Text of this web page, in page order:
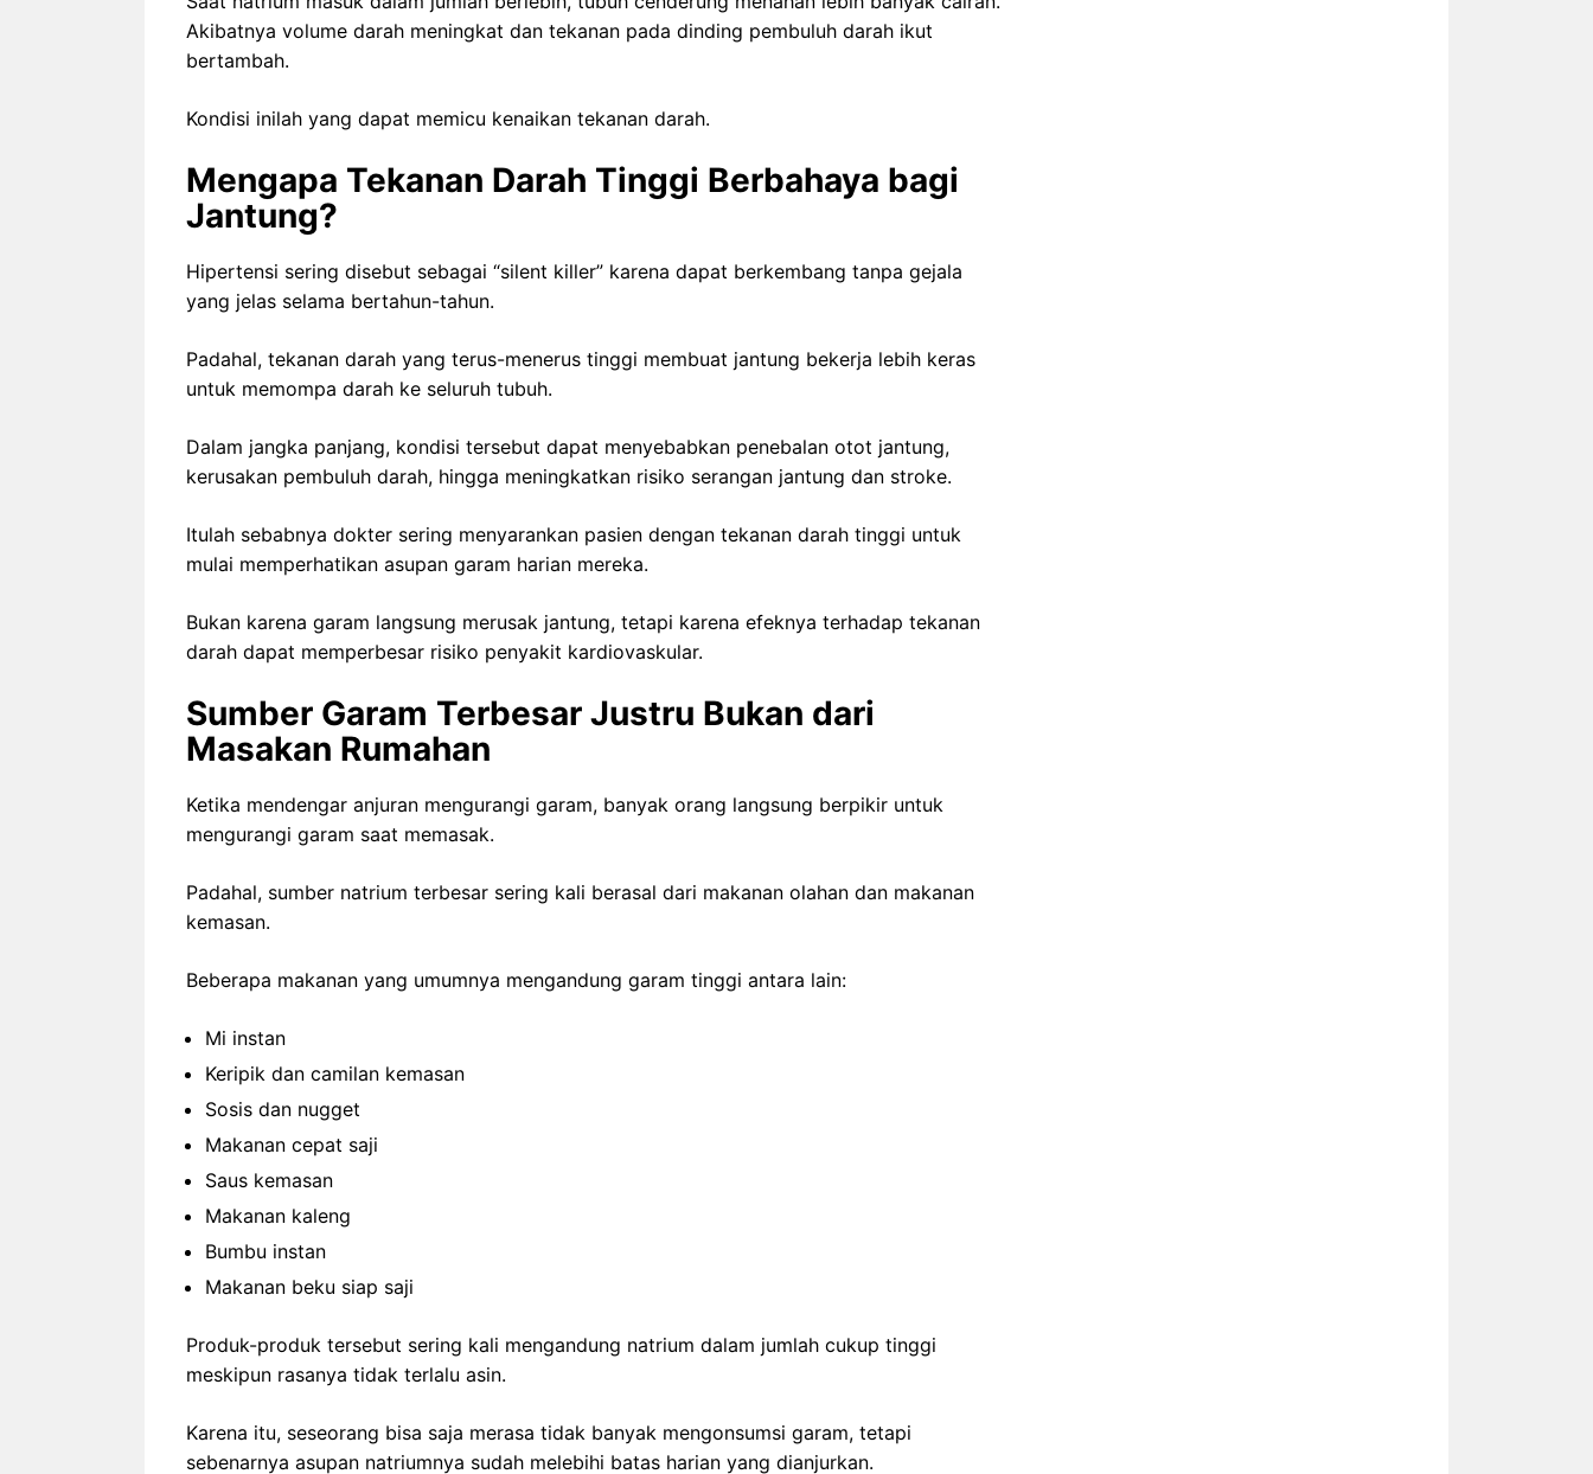
Akibatnya volume darah meningkat dan tekanan pada dinding pembuluh darah ikut
bertambah.
Kondisi inilah yang dapat memicu kenaikan tekanan darah.
Mengapa Tekanan Darah Tinggi Berbahaya bagi
Jantung?
Hipertensi sering disebut sebagai “silent killer” karena dapat berkembang tanpa gejala
yang jelas selama bertahun-tahun.
Padahal, tekanan darah yang terus-menerus tinggi membuat jantung bekerja lebih keras
untuk memompa darah ke seluruh tubuh.
Dalam jangka panjang, kondisi tersebut dapat menyebabkan penebalan otot jantung,
kerusakan pembuluh darah, hingga meningkatkan risiko serangan jantung dan stroke.
Itulah sebabnya dokter sering menyarankan pasien dengan tekanan darah tinggi untuk
mulai memperhatikan asupan garam harian mereka.
Bukan karena garam langsung merusak jantung, tetapi karena efeknya terhadap tekanan
darah dapat memperbesar risiko penyakit kardiovaskular.
Sumber Garam Terbesar Justru Bukan dari
Masakan Rumahan
Ketika mendengar anjuran mengurangi garam, banyak orang langsung berpikir untuk
mengurangi garam saat memasak.
Padahal, sumber natrium terbesar sering kali berasal dari makanan olahan dan makanan
kemasan.
Beberapa makanan yang umumnya mengandung garam tinggi antara lain:
Mi instan
Keripik dan camilan kemasan
Sosis dan nugget
Makanan cepat saji
Saus kemasan
Makanan kaleng
Bumbu instan
Makanan beku siap saji
Produk-produk tersebut sering kali mengandung natrium dalam jumlah cukup tinggi
meskipun rasanya tidak terlalu asin.
Karena itu, seseorang bisa saja merasa tidak banyak mengonsumsi garam, tetapi
sebenarnya asupan natriumnya sudah melebihi batas harian yang dianjurkan.